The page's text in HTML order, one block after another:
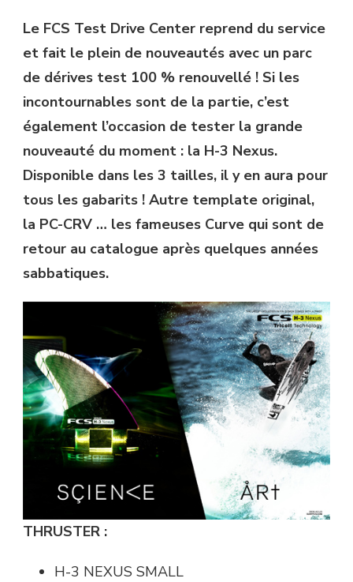
Le FCS Test Drive Center reprend du service
et fait le plein de nouveautés avec un parc
de dérives test 100 % renouvellé ! Si les
incontournables sont de la partie, c’est
également l’occasion de tester la grande
nouveauté du moment : la H-3 Nexus.
Disponible dans les 3 tailles, il y en aura pour
tous les gabarits ! Autre template original,
la PC-CRV … les fameuses Curve qui sont de
retour au catalogue après quelques années
sabbatiques.
THRUSTER :
H-3 NEXUS SMALL